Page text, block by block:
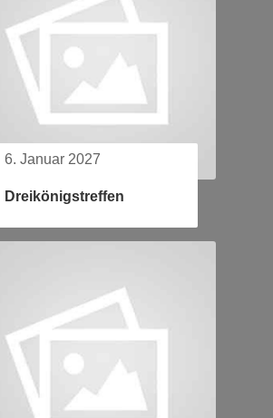
6. Januar 2027
Dreikönigstreffen